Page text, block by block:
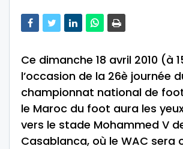
Ce dimanche 18 avril 2010 (à
l’occasion de la 26è journée
championnat national de
le Maroc du foot aura les
vers le stade Mohammed V
Casablanca, où le WAC sera